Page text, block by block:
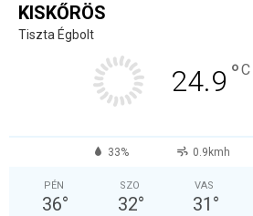
KISKŐRÖS
Tiszta Égbolt
24.9 °C
33% 0.9kmh
PÉN
36°
SZO
32°
VAS
31 °